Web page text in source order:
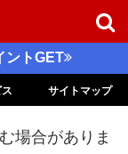
ントGET
サイトマップ
場合がありま